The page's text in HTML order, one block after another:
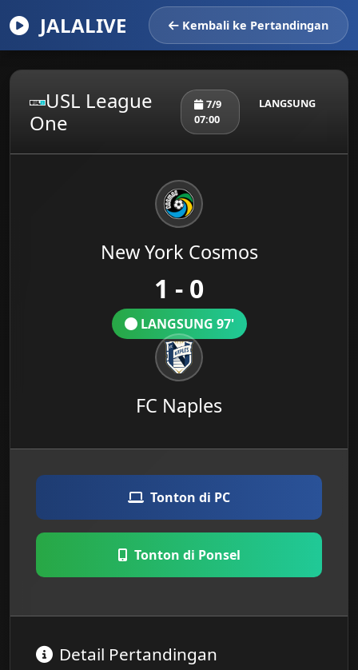
JALALIVE Kembali ke Pertandingan
USL League
One
7/9
07:00
LANGSUNG
New York Cosmos
1 - 0
LANGSUNG 97'
FC Naples
Tonton di PC
Tonton di Ponsel
Detail Pertandingan